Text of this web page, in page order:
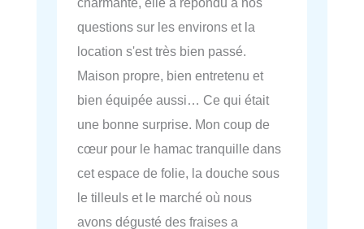
questions sur les environs et la
location s'est très bien passé.
Maison propre, bien entretenu et
bien équipée aussi… Ce qui était
une bonne surprise. Mon coup de
cœur pour le hamac tranquille dans
cet espace de folie, la douche sous
le tilleuls et le marché où nous
avons dégusté des fraises a